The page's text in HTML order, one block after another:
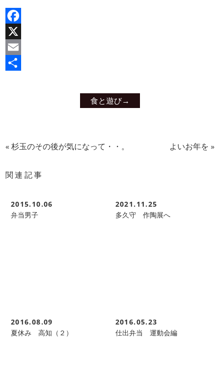
Facebook
X
Email
食と遊び→
«杉玉のその後が気になって・・。 よいお年を »
関連記事
2015.10.06
弁当男子
2021.11.25
多久守 作陶展へ
2016.08.09
夏休み 高知（２）
2016.05.23
仕出弁当 運動会編